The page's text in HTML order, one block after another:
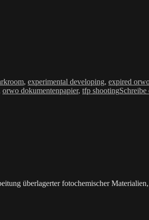
, experimental developing, expired
orwo dokumentenpapier, tfp shooting
überlagerter fotochemischer